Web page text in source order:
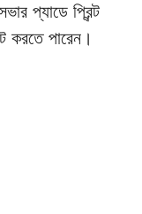
প্যাডে প্রিন্ট
করতে পারেন।